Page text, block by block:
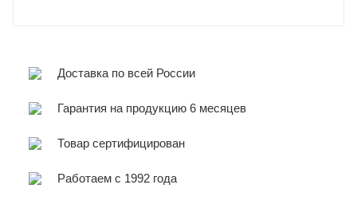
Доставка по всей России
Гарантия на продукцию 6 месяцев
Товар сертифицирован
Работаем с 1992 года